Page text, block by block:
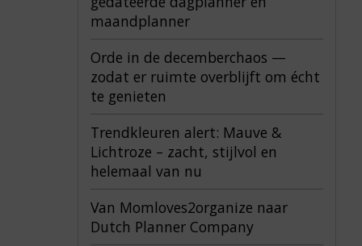
maandplanner
Orde in de decemberchaos —
zodat er ruimte overblijft om écht
te genieten
Trendkleuren alert: Mauve &
Lichtroze – zacht, stijlvol en
helemaal van nu
Van Momloves2organize naar
Dutch Planner Company